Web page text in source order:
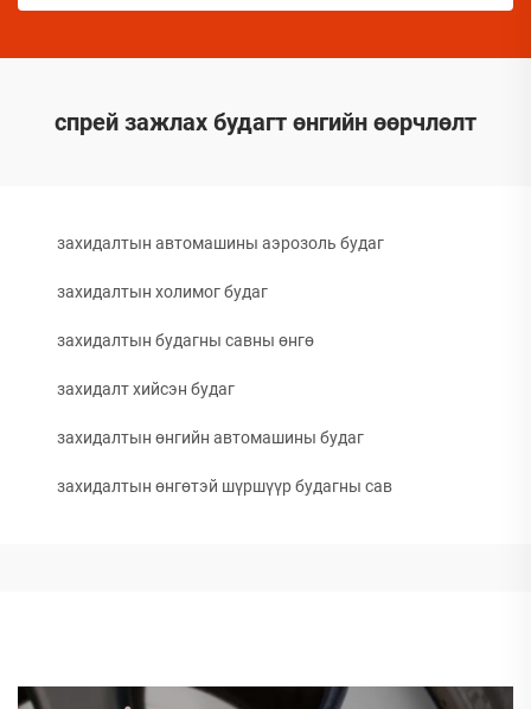
спрей зажлах будагт өнгийн өөрчлөлт
захидалтын автомашины аэрозоль будаг
захидалтын холимог будаг
захидалтын будагны савны өнгө
захидалт хийсэн будаг
захидалтын өнгийн автомашины будаг
захидалтын өнгөтэй шүршүүр будагны сав